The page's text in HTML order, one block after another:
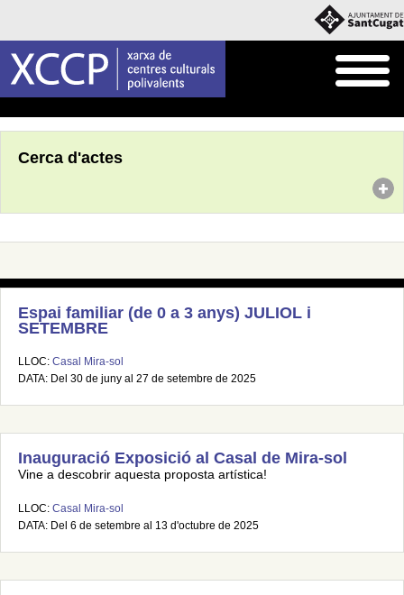
Cerca d'actes
Espai familiar (de 0 a 3 anys) JULIOL i
SETEMBRE
LLOC: Casal Mira-sol
DATA: Del 30 de juny al 27 de setembre de 2025
Inauguració Exposició al Casal de Mira-sol
Vine a descobrir aquesta proposta artística!
LLOC: Casal Mira-sol
DATA: Del 6 de setembre al 13 d'octubre de 2025